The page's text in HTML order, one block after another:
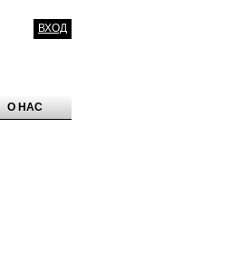
ВХОД
О НАС